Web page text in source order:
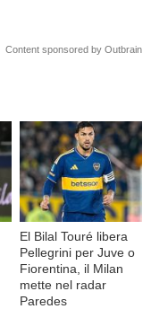
Content sponsored by Outbrain
El Bilal Touré libera
Pellegrini per Juve o
Fiorentina, il Milan
mette nel radar
Paredes